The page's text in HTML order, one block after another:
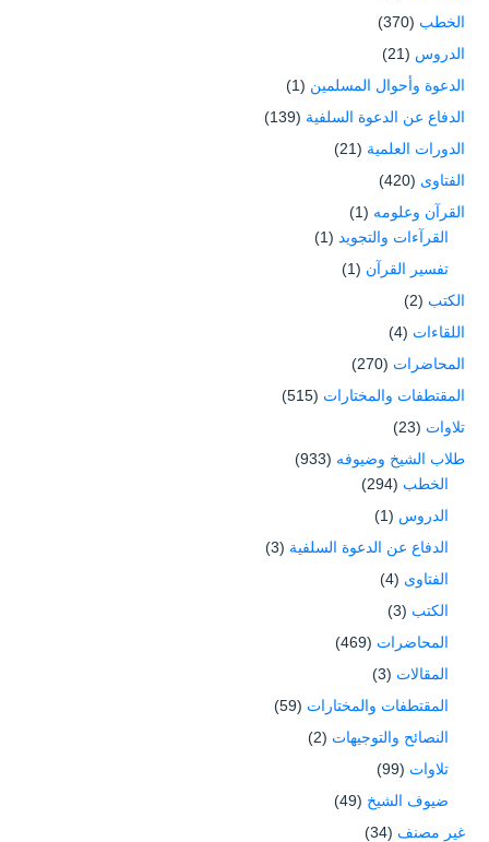
الخطب (370)
الدروس (21)
الدعوة وأحوال المسلمين (1)
الدفاع عن الدعوة السلفية (139)
الدورات العلمية (21)
الفتاوى (420)
القرآن وعلومه (1)
القرآءات والتجويد (1)
تفسير القرآن (1)
الكتب (2)
اللقاءات (4)
المحاضرات (270)
المقتطفات والمختارات (515)
تلاوات (23)
طلاب الشيخ وضيوفه (933)
الخطب (294)
الدروس (1)
الدفاع عن الدعوة السلفية (3)
الفتاوى (4)
الكتب (3)
المحاضرات (469)
المقالات (3)
المقتطفات والمختارات (59)
النصائح والتوجيهات (2)
تلاوات (99)
ضيوف الشيخ (49)
غير مصنف (34)